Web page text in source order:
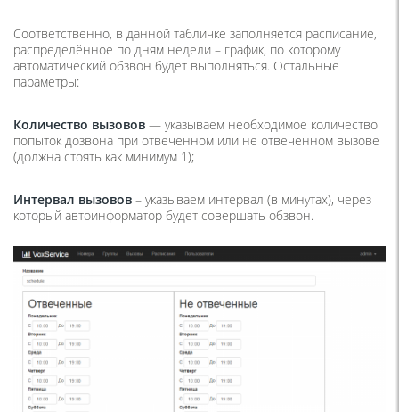
Соответственно, в данной табличке заполняется расписание,
распределённое по дням недели – график, по которому
автоматический обзвон будет выполняться. Остальные
параметры:
Количество вызовов — указываем необходимое количество
попыток дозвона при отвеченном или не отвеченном вызове
(должна стоять как минимум 1);
Интервал вызовов – указываем интервал (в минутах), через
который автоинформатор будет совершать обзвон.